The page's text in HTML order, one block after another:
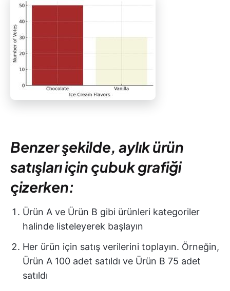
Benzer şekilde, aylık ürün
satışları için çubuk grafiği
çizerken:
Ürün A ve Ürün B gibi ürünleri kategoriler
halinde listeleyerek başlayın
Her ürün için satış verilerini toplayın. Örneğin,
Ürün A 100 adet satıldı ve Ürün B 75 adet
satıldı